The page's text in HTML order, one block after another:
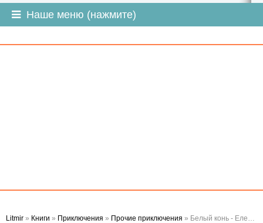
Наше меню (нажмите)
Litmir » Книги » Приключения » Прочие приключения » Белый конь - Елена Владимировна Крыжановская